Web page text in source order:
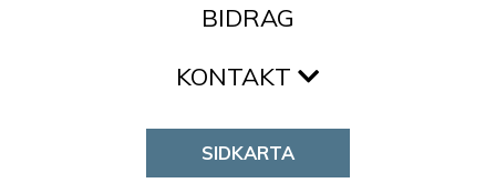
BIDRAG
KONTAKT
SIDKARTA